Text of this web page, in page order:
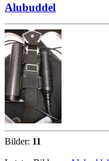
Alubuddel
Bilder: 11